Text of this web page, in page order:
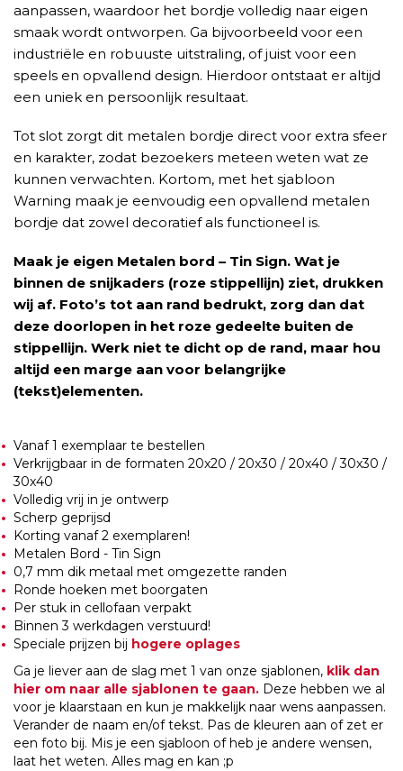
aanpassen, waardoor het bordje volledig naar eigen
smaak wordt ontworpen. Ga bijvoorbeeld voor een
industriële en robuuste uitstraling, of juist voor een
speels en opvallend design. Hierdoor ontstaat er altijd
een uniek en persoonlijk resultaat.
Tot slot zorgt dit metalen bordje direct voor extra sfeer
en karakter, zodat bezoekers meteen weten wat ze
kunnen verwachten. Kortom, met het sjabloon
Warning maak je eenvoudig een opvallend metalen
bordje dat zowel decoratief als functioneel is.
Maak je eigen Metalen bord – Tin Sign. Wat je
binnen de snijkaders (roze stippellijn) ziet, drukken
wij af. Foto’s tot aan rand bedrukt, zorg dan dat
deze doorlopen in het roze gedeelte buiten de
stippellijn. Werk niet te dicht op de rand, maar hou
altijd een marge aan voor belangrijke
(tekst)elementen.
Vanaf 1 exemplaar te bestellen
Verkrijgbaar in de formaten 20x20 / 20x30 / 20x40 / 30x30 /
30x40
Volledig vrij in je ontwerp
Scherp geprijsd
Korting vanaf 2 exemplaren!
Metalen Bord - Tin Sign
0,7 mm dik metaal met omgezette randen
Ronde hoeken met boorgaten
Per stuk in cellofaan verpakt
Binnen 3 werkdagen verstuurd!
Speciale prijzen bij hogere oplages
Ga je liever aan de slag met 1 van onze sjablonen, klik dan
hier om naar alle sjablonen te gaan. Deze hebben we al
voor je klaarstaan en kun je makkelijk naar wens aanpassen.
Verander de naam en/of tekst. Pas de kleuren aan of zet er
een foto bij. Mis je een sjabloon of heb je andere wensen,
laat het weten. Alles mag en kan ;p